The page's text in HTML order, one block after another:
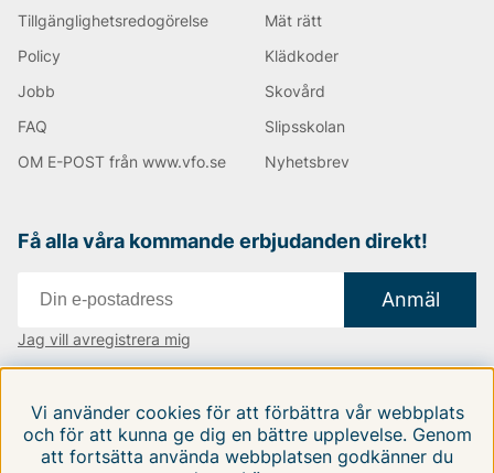
Tillgänglighetsredogörelse
Policy
Jobb
FAQ
OM E-POST från www.vfo.se
Mät rätt
Klädkoder
Skovård
Slipsskolan
Nyhetsbrev
Få alla våra kommande erbjudanden direkt!
Anmäl
Jag vill avregistrera mig
Följ oss på våra sociala medier
Vi använder cookies för att förbättra vår webbplats
och för att kunna ge dig en bättre upplevelse. Genom
att fortsätta använda webbplatsen godkänner du